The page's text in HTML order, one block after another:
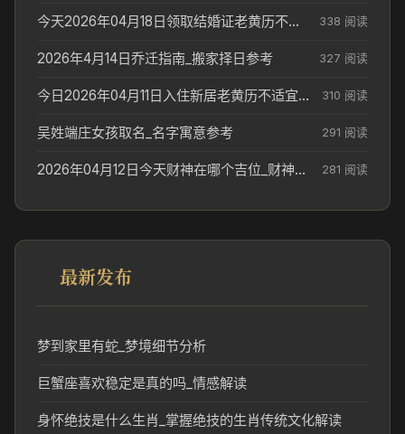
今天2026年04月18日领取结婚证老黄历不适合吗_领证日期参考 338 阅读
2026年4月14日乔迁指南_搬家择日参考 327 阅读
今日2026年04月11日入住新居老黄历不适宜吗_搬家择日参考 310 阅读
吴姓端庄女孩取名_名字寓意参考 291 阅读
2026年04月12日今天财神在哪个吉位_财神方位参考 281 阅读
最新发布
梦到家里有蛇_梦境细节分析
巨蟹座喜欢稳定是真的吗_情感解读
身怀绝技是什么生肖_掌握绝技的生肖传统文化解读